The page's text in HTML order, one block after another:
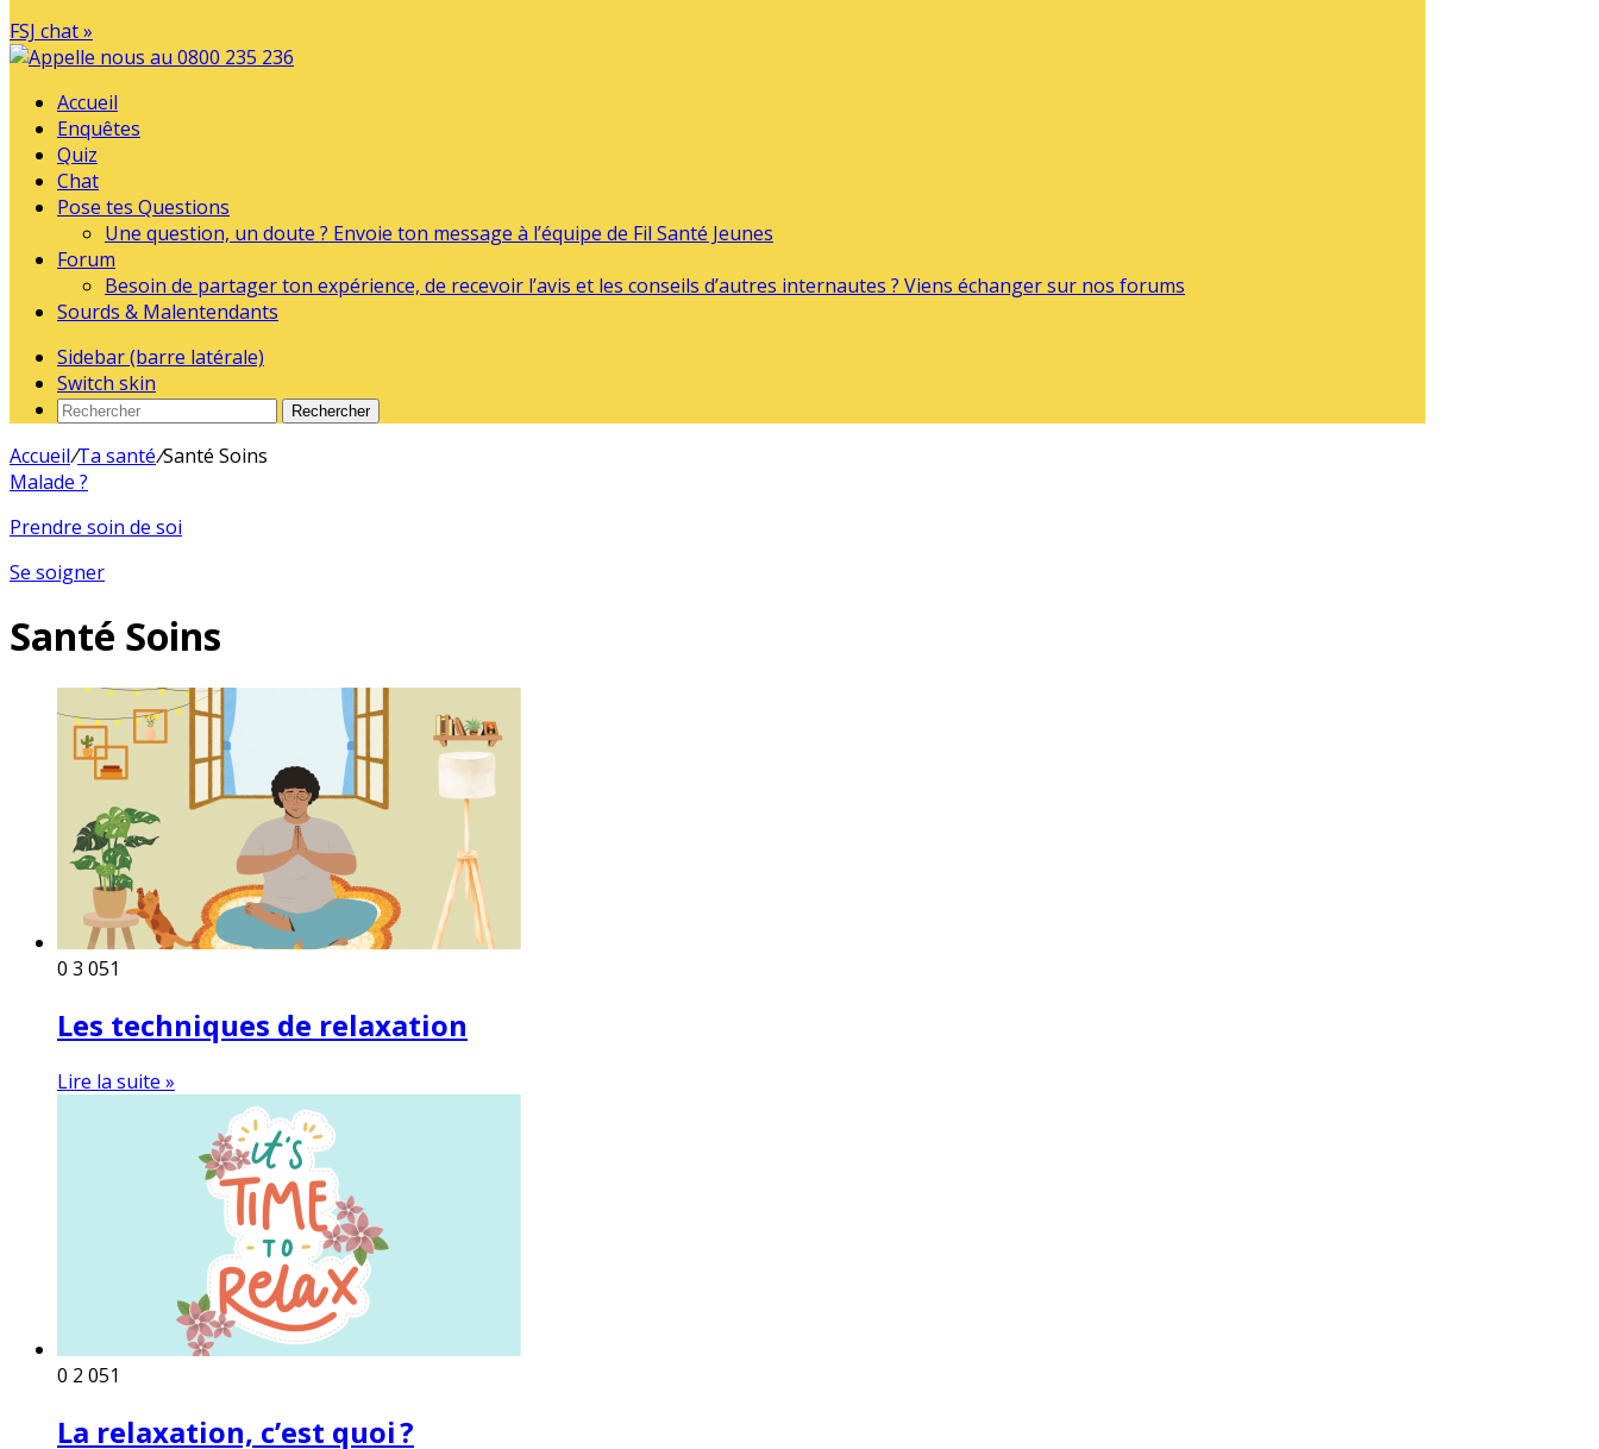
FSJ chat »
Accueil
Enquêtes
Quiz
Chat
Pose tes Questions
Une question, un doute ? Envoie ton message à l’équipe de Fil Santé Jeunes
Forum
Besoin de partager ton expérience, de recevoir l’avis et les conseils d’autres internautes ? Viens échanger sur nos forums
Sourds & Malentendants
Sidebar (barre latérale)
Switch skin
Rechercher
Accueil/Ta santé/Santé Soins
Malade ?
Prendre soin de soi
Se soigner
Santé Soins
0 3 051
Les techniques de relaxation
Lire la suite »
0 2 051
La relaxation, c’est quoi ?